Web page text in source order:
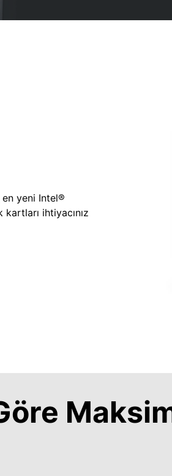
yeni Intel®
ihtiyacınız